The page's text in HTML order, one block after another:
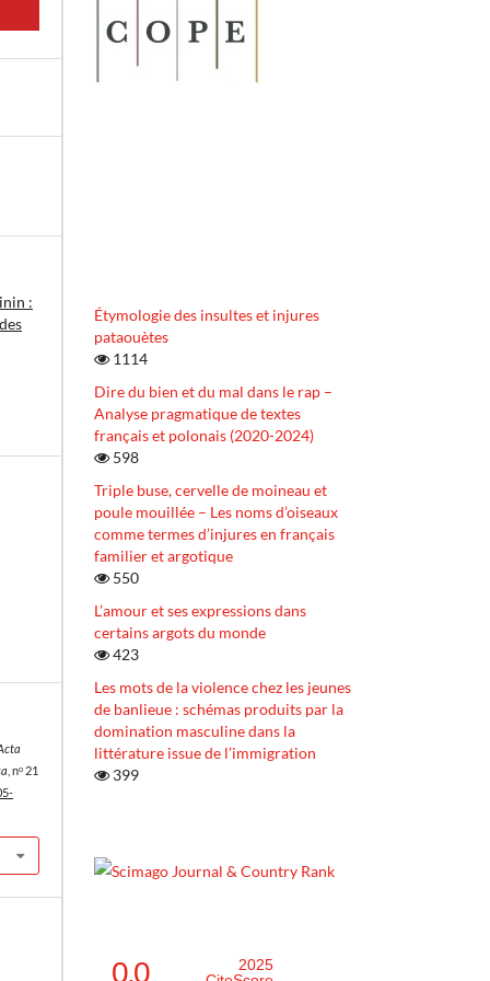
:
, nᵒ 21
Étymologie des insultes et injures
pataouètes
1114
Dire du bien et du mal dans le rap –
Analyse pragmatique de textes
français et polonais (2020-2024)
598
Triple buse, cervelle de moineau et
poule mouillée – Les noms d’oiseaux
comme termes d’injures en français
familier et argotique
550
L’amour et ses expressions dans
certains argots du monde
423
Les mots de la violence chez les jeunes
de banlieue : schémas produits par la
domination masculine dans la
littérature issue de l’immigration
399
0.0
2025